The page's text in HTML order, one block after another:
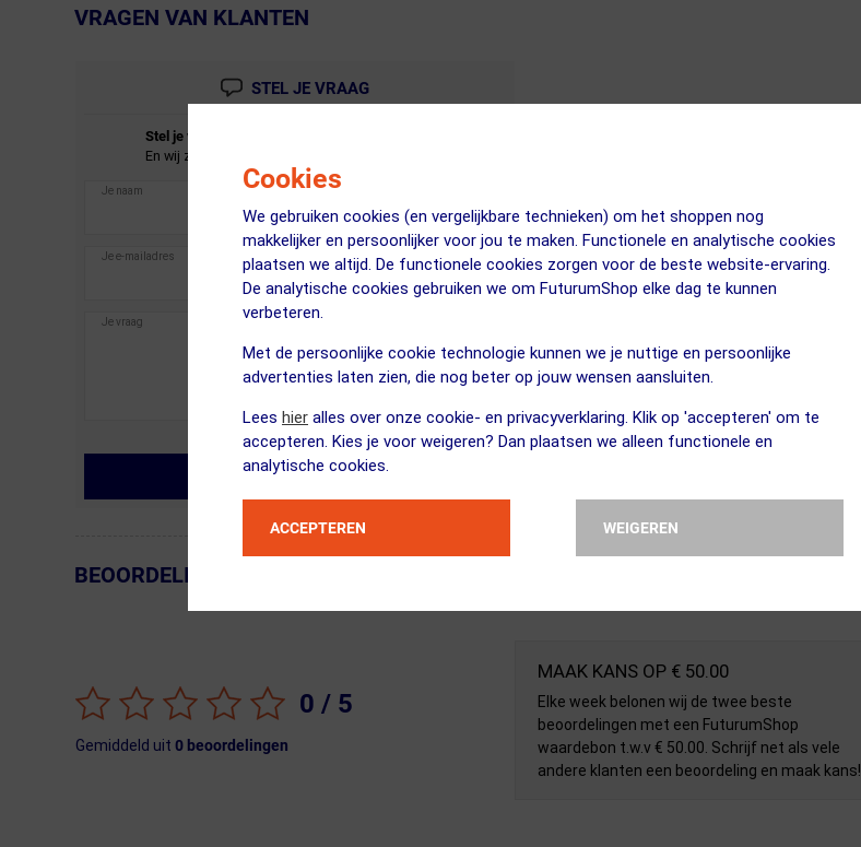
Cookies
We gebruiken cookies (en vergelijkbare technieken) om het shoppen nog
makkelijker en persoonlijker voor jou te maken. Functionele en analytische cookies
plaatsen we altijd. De functionele cookies zorgen voor de beste website-ervaring.
De analytische cookies gebruiken we om FuturumShop elke dag te kunnen
verbeteren.
Met de persoonlijke cookie technologie kunnen we je nuttige en persoonlijke
advertenties laten zien, die nog beter op jouw wensen aansluiten.
Lees hier alles over onze cookie- en privacyverklaring. Klik op 'accepteren' om te
accepteren. Kies je voor weigeren? Dan plaatsen we alleen functionele en
analytische cookies.
ACCEPTEREN WEIGEREN
← Terug naar productnavigatie
VRAGEN VAN KLANTEN
STEL JE VRAAG
Stel je vraag over de
En wij zullen je zo spoedig mogelijk antwoorden.
MIJN VRAAG STELLEN
← Terug naar productnavigatie
BEOORDELINGEN
0 / 5
Gemiddeld uit 0beoordelingen
MAAK KANS OP € 50.00
Elke week belonen wij de twee beste
beoordelingen met een FuturumShop
waardebon t.w.v € 50.00. Schrijf net als vele
andere klanten een beoordeling en maak kans!